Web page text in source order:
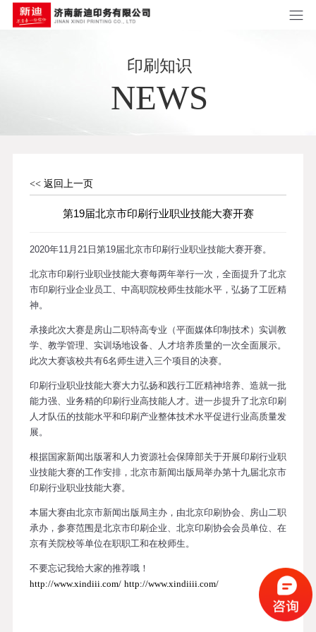
印刷知识
NEWS
<< 返回上一页
第19届北京市印刷行业职业技能大赛开赛
2020年11月21日第19届北京市印刷行业职业技能大赛开赛。
北京市印刷行业职业技能大赛每两年举行一次，全面提升了北京
市印刷行业企业员工、中高职院校师生技能水平，弘扬了工匠精
神。
承接此次大赛是房山二职特高专业（平面媒体印制技术）实训教
学、教学管理、实训场地设备、人才培养质量的一次全面展示。
此次大赛该校共有6名师生进入三个项目的决赛。
印刷行业职业技能大赛大力弘扬和践行工匠精神培养、造就一批
能力强、业务精的印刷行业高技能人才。进一步提升了北京印刷
人才队伍的技能水平和印刷产业整体技术水平促进行业高质量发
展。
根据国家新闻出版署和人力资源社会保障部关于开展印刷行业职
业技能大赛的工作安排，北京市新闻出版局举办第十九届北京市
印刷行业职业技能大赛。
本届大赛由北京市新闻出版局主办，由北京印刷协会、房山二职
承办，参赛范围是北京市印刷企业、北京印刷协会会员单位、在
京有关院校等单位在职职工和在校师生。
不要忘记我给大家的推荐哦！
http://www.xindiii.com/ http://www.xindiiii.com/